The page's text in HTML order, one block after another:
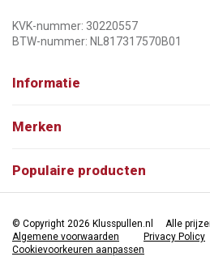
KVK-nummer: 30220557
BTW-nummer: NL817317570B01
Informatie
Merken
Populaire producten
© Copyright 2026 Klusspullen.nl
Alle
Algemene voorwaarden
Privacy Policy
Cookievoorkeuren aanpassen